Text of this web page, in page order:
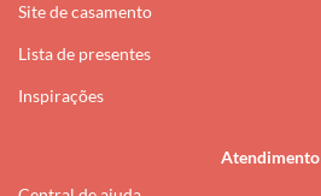
Site de casamento
Lista de presentes
Inspirações
Atendimento